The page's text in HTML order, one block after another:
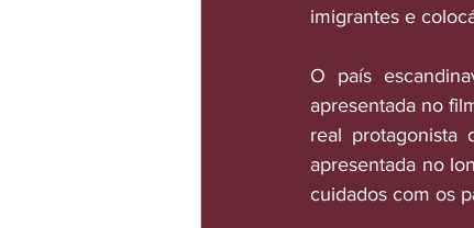
imigrantes e
O país
apresentada no
real
apresentada no
cuidados com os